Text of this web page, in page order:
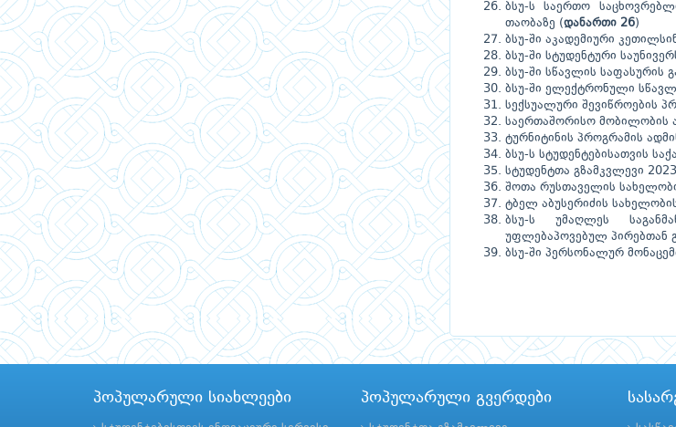
ბსუ-ს საერთო
თაობაზე (დანართი 26)
ბსუ-ში აკადემიური
ბსუ-ში სტუდენტური
ბსუ-ში სწავლის საფასურის
ბსუ-ში ელექტრონული
სექსუალური შევიწროების
საერთაშორისო მობილობის
ტურნიტინის პროგრამის
ბსუ-ს სტუდენტებისათვის
სტუდენტთა გზამკვლევი
შოთა რუსთაველის
ტბელ აბუსერიძის
ბსუ-ს უმაღლეს
უფლებაპოვებულ პირებთან
ბსუ-ში პერსონალურ
პოპულარული სიახლეები პოპულარული გვერდები